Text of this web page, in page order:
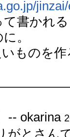
書かれ
。
ものを
-- okarina
がとさん